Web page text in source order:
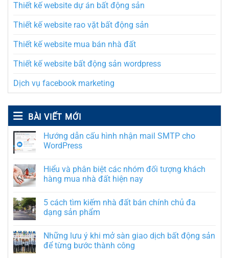
Thiết kế website dự án bất động sản
Thiết kế website rao vặt bất động sản
Thiết kế website mua bán nhà đất
Thiết kế website bất động sản wordpress
Dịch vụ facebook marketing
BÀI VIẾT MỚI
Hướng dẫn cấu hình nhận mail SMTP cho
WordPress
Hiểu và phân biệt các nhóm đối tượng khách
hàng mua nhà đất hiện nay
5 cách tìm kiếm nhà đất bán chính chủ đa
dạng sản phẩm
Những lưu ý khi mở sàn giao dịch bất động sản
để từng bước thành công